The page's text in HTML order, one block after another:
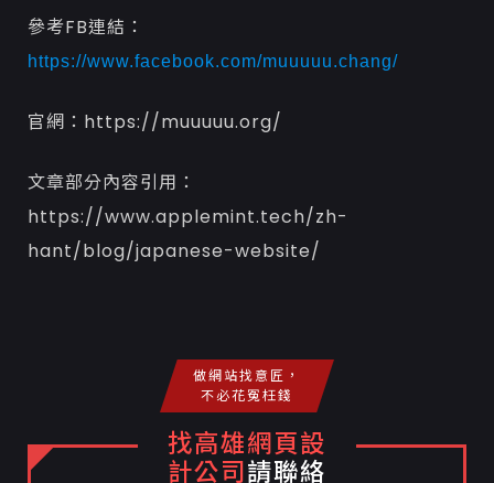
參考FB連結：
https://www.facebook.com/muuuuu.chang/
官網：https://muuuuu.org/
文章部分內容引用：
https://www.applemint.tech/zh-
hant/blog/japanese-website/
做網站找意匠，
不必花冤枉錢
找高雄網頁設
計公司請聯絡